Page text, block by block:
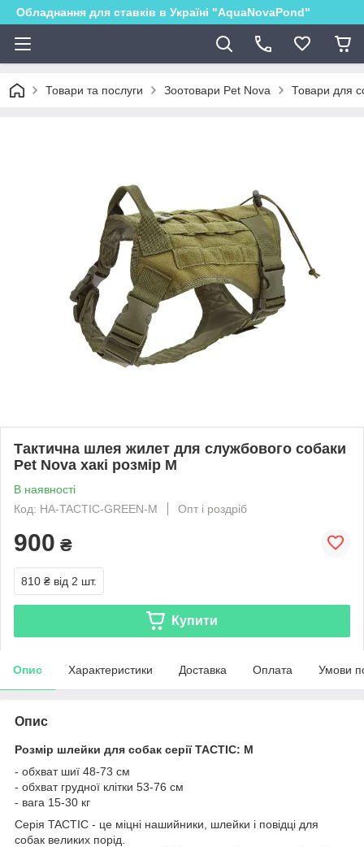
Обладнання для ставків в Україні "AquaNovaPond"
Товари та послуги Зоотовари Pet Nova Товари для
Тактична шлея жилет для службового собаки
Pet Nova хакі розмір M
В наявності
Код: HA-TACTIC-GREEN-M
Опт і роздріб
900 ₴
810 ₴ від 2 шт.
Купити
Опис Характеристики Доставка Оплата Умови
Опис
Розмір шлейки для собак серії TACTIC: M
- обхват шиї 48-73 см
- обхват грудної клітки 53-76 см
- вага 15-30 кг
Серія TACTIC - це міцні нашийники, шлейки і повідці для
собак великих порід.